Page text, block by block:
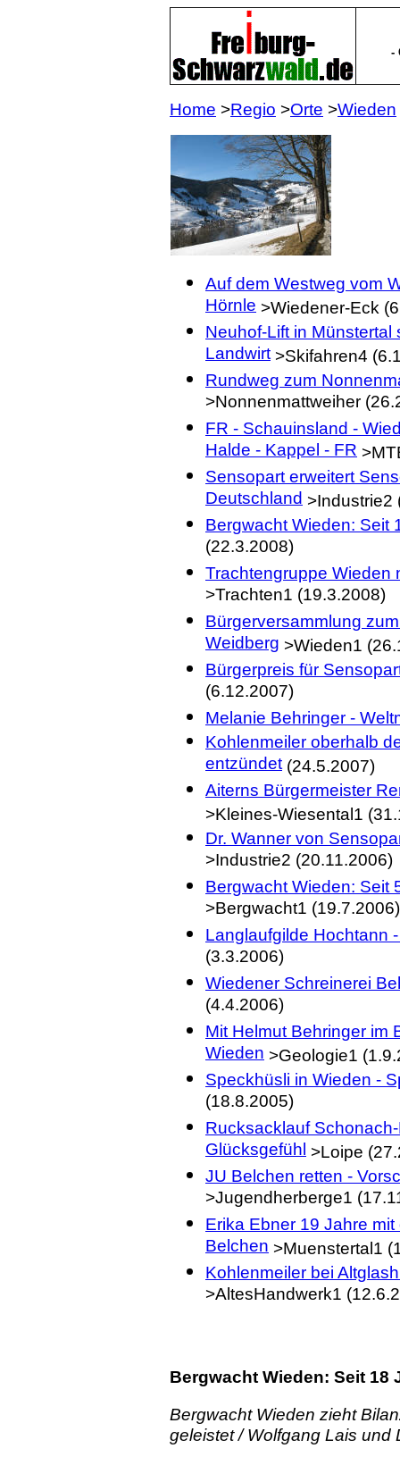
-
Home >Regio >Orte >Wieden
Auf dem Westweg vom
Hörnle >Wiedener-Eck
Neuhof-Lift in Münstertal
Landwirt>Skifahren4
Rundweg zum
>Nonnenmattweiher
FR - Schauinsland -
Halde - Kappel - FR
Sensopart erweitert
Deutschland >Industrie2
Bergwacht Wieden: Seit
(22.3.2008)
Trachtengruppe Wieden
>Trachten1 (19.3.2008)
Bürgerversammlung
Weidberg >Wieden1
Bürgerpreis für
(6.12.2007)
Melanie Behringer -
Kohlenmeiler oberhalb
entzündet(24.5.2007)
Aiterns Bürgermeister
>Kleines-Wiesental1
Dr. Wanner von
>Industrie2 (20.11.2006)
Bergwacht Wieden: Seit
>Bergwacht1 (19.7.2006)
Langlaufgilde Hochtann
(3.3.2006)
Wiedener Schreinerei
(4.4.2006)
Mit Helmut Behringer im
Wieden >Geologie1
Speckhüsli in Wieden -
(18.8.2005)
Rucksacklauf
Glücksgefühl >Loipe
JU Belchen retten -
>Jugendherberge1
Erika Ebner 19 Jahre
Belchen >Muenstertal1
Kohlenmeiler bei
>AltesHandwerk1
Bergwacht Wieden: Seit
Bergwacht Wieden zieht
geleistet / Wolfgang Lais und